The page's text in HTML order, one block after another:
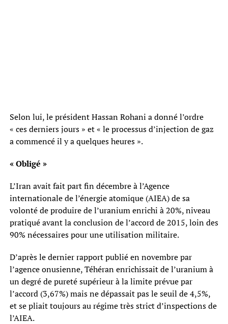
Selon lui, le président Hassan Rohani a donné l’ordre
« ces derniers jours » et « le processus d’injection de gaz
a commencé il y a quelques heures ».
« Obligé »
L’Iran avait fait part fin décembre à l’Agence
internationale de l’énergie atomique (AIEA) de sa
volonté de produire de l’uranium enrichi à 20%, niveau
pratiqué avant la conclusion de l’accord de 2015, loin des
90% nécessaires pour une utilisation militaire.
D’après le dernier rapport publié en novembre par
l’agence onusienne, Téhéran enrichissait de l’uranium à
un degré de pureté supérieur à la limite prévue par
l’accord (3,67%) mais ne dépassait pas le seuil de 4,5%,
et se pliait toujours au régime très strict d’inspections de
l’AIEA.